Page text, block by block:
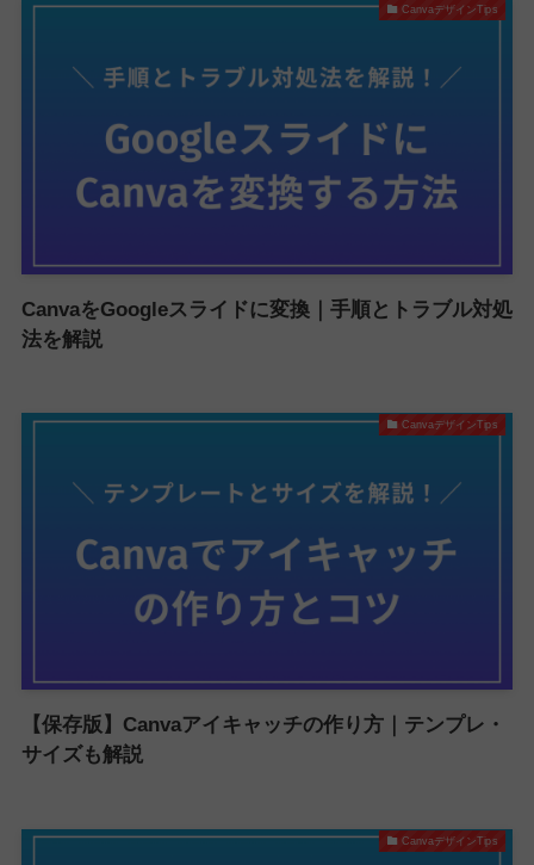
CanvaデザインTips
CanvaをGoogleスライドに変換｜手順とトラブル対処
法を解説
CanvaデザインTips
【保存版】Canvaアイキャッチの作り方｜テンプレ・
サイズも解説
CanvaデザインTips